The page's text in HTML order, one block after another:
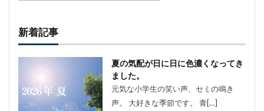
新着記事
夏の気配が日に日に色濃くなってき
ました。
元気な小学生の笑い声、セミの鳴き
声。 大好きな季節です。 青[…]